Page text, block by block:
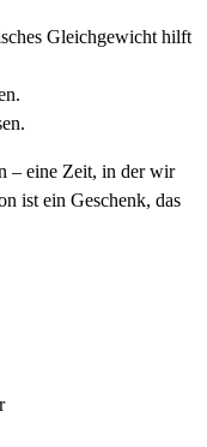
Gleichgewicht hilft
– eine Zeit, in der wir
ist ein Geschenk, das